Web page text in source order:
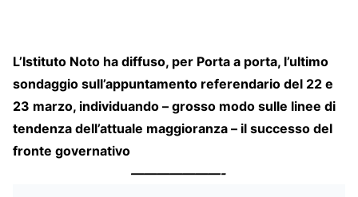
L’Istituto Noto ha diffuso, per Porta a porta, l’ultimo
sondaggio sull’appuntamento referendario del 22 e
23 marzo, individuando – grosso modo sulle linee di
tendenza dell’attuale maggioranza – il successo del
fronte governativo
———————-